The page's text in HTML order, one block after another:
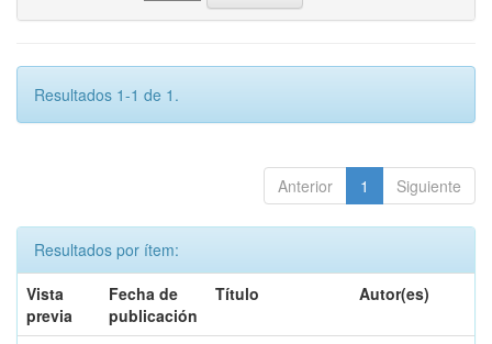
Resultados 1-1 de 1.
Anterior 1 Siguiente
Resultados por ítem:
Vista
previa
Fecha de
publicación
Título Autor(es)